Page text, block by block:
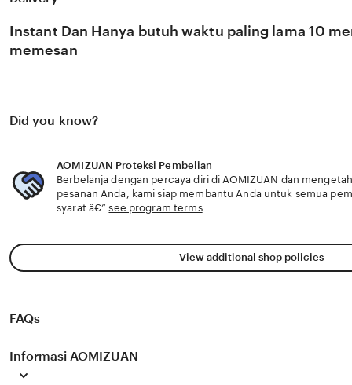
berkembang pesat di pasar global. Dengan dukungan
sosok viral favorit Anda secara eksklusif.
Instant Dan Hanya butuh waktu paling lama 10
memesan
Did you know?
AOMIZUAN Proteksi Pembelian
Berbelanja dengan percaya diri di AOMIZUAN dan
pesanan Anda, kami siap membantu Anda untuk semua
syarat â€”see program terms
View additional shop policies
FAQs
Informasi AOMIZUAN